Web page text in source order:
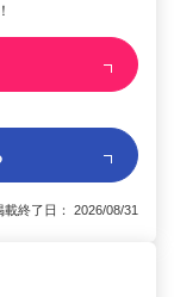
終了日： 2026/08/31